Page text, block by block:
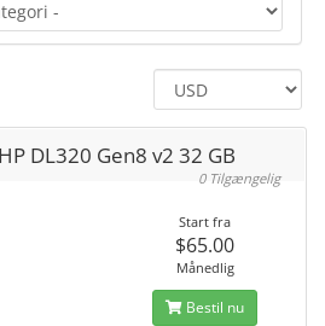
DL320 Gen8 v2 32 GB
0 Tilgængelig
Start fra
$65.00
Månedlig
Bestil nu